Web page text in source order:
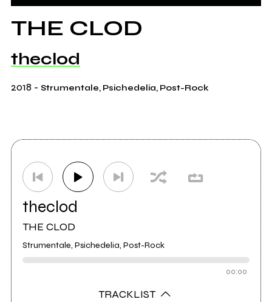
THE CLOD
theclod
2018 - Strumentale, Psichedelia, Post-Rock
theclod
THE CLOD
Strumentale, Psichedelia, Post-Rock
00:00
TRACKLIST